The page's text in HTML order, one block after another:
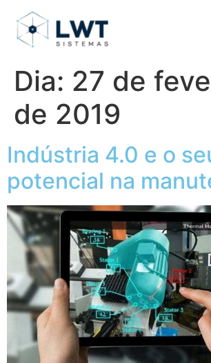
Dia: 27 de
de 2019
Indústria 4.0 e o
potencial na